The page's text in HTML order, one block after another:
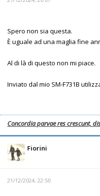
Spero non sia questa.
È uguale ad una maglia fine
Al di là di questo non mi piace.
Inviato dal mio SM-F731B
Concordia parvae res crescunt,
Fiorini
21/12/2024, 22:50